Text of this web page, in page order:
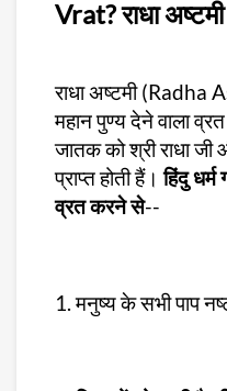
Vrat? राधा
राधा अष्टमी (Radha
महान पुण्य देने वाला
जातक को श्री राधा जी
प्राप्त होती हैं।हिंदु
व्रत करने से--
1. मनुष्य के सभी पाप